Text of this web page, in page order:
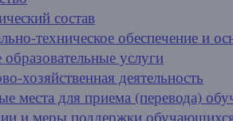
состав
техническое обеспечение и
услуги
хозяйственная деятельность
места для приема (перевода)
и меры поддержки